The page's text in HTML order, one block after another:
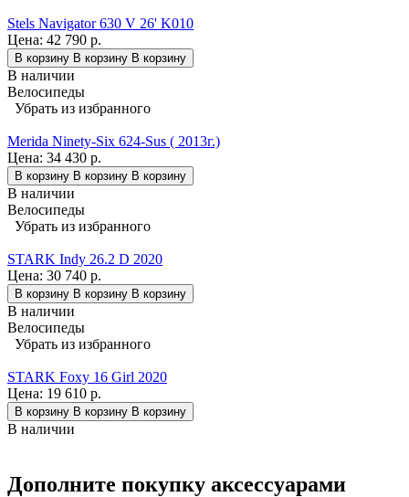
Stels Navigator 630 V 26' K010
Цена: 42 790 р.
В корзину В корзину В корзину
В наличии
Велосипеды
Убрать из избранного
Merida Ninety-Six 624-Sus ( 2013г.)
Цена: 34 430 р.
В корзину В корзину В корзину
В наличии
Велосипеды
Убрать из избранного
STARK Indy 26.2 D 2020
Цена: 30 740 р.
В корзину В корзину В корзину
В наличии
Велосипеды
Убрать из избранного
STARK Foxy 16 Girl 2020
Цена: 19 610 р.
В корзину В корзину В корзину
В наличии
Дополните покупку аксессуарами